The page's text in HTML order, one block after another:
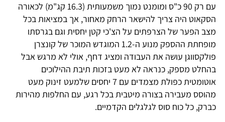
עם רק 90 כ"ס ומומנט נמוך משמעותית (16.3 קג"מ) לכאורה
הסקאוט היה צריך להישאר הרחק מאחור, אך במציאות בכל
מצב הפער של הצרפתים על הצ'כי קטן יחסית וגם בגרסתו
מופחתת ההספק מנוע ה-1.2 המוגדש המוכר של קונצרן
פולקסווגן עושה את העבודה ומציג דחף, אולי לא מרגש אבל
בהחלט מספק, כנראה לא מעט בזכות תיבת ההילוכים
אוטומטית כפולת מצמדים עם 7 יחסים שלמעט זינוק מעט
מהוסס מעבירה בצורה מיטבית בכל רגע, עם החלפות מהירות
כברק, כל כוח סוס לגלגלים הקדמיים.